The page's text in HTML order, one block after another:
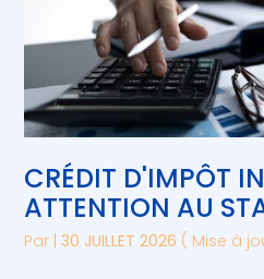
CRÉDIT D'IMPÔT
ATTENTION AU
Par |30 JUILLET 2026 ( Mise à